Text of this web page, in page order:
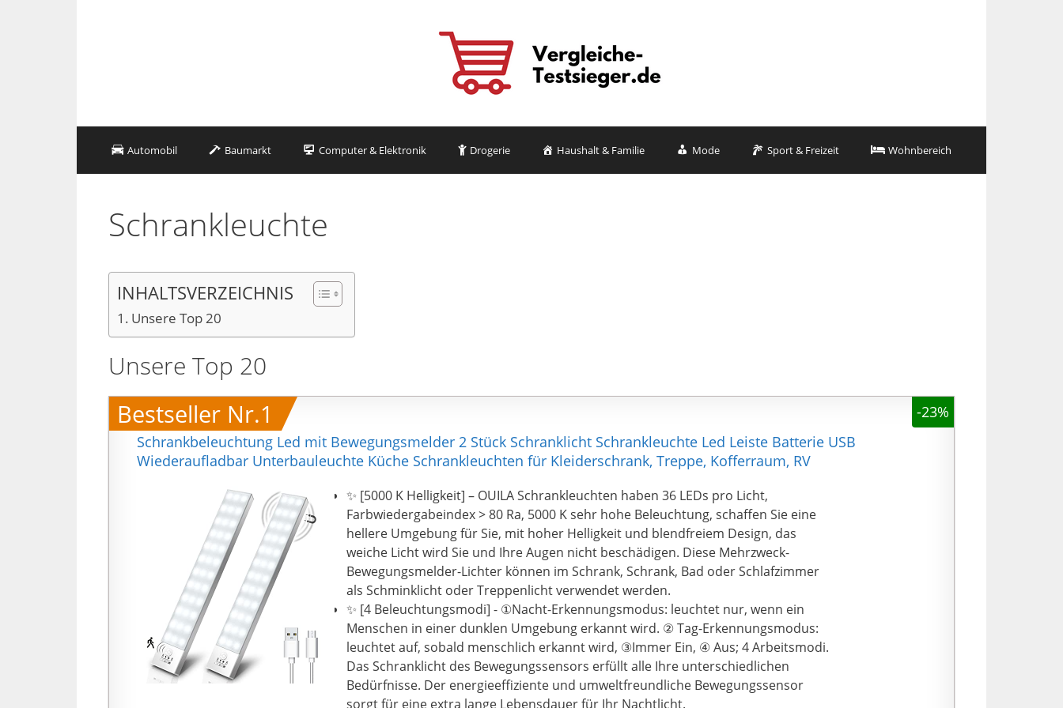
Automobil Baumarkt Computer & Elektronik Drogerie Haushalt & Familie Mode Sport & Freizeit Wohnbereich
Schrankleuchte
INHALTSVERZEICHNIS
Unsere Top 20
Unsere Top 20
Bestseller Nr.1
-23%
Schrankbeleuchtung Led mit Bewegungsmelder 2 Stück Schranklicht Schrankleuchte Led Leiste Batterie USB
Wiederaufladbar Unterbauleuchte Küche Schrankleuchten für Kleiderschrank, Treppe, Kofferraum, RV
✨ [5000 K Helligkeit] – OUILA Schrankleuchten haben 36 LEDs pro Licht,
Farbwiedergabeindex > 80 Ra, 5000 K sehr hohe Beleuchtung, schaffen Sie eine
hellere Umgebung für Sie, mit hoher Helligkeit und blendfreiem Design, das
weiche Licht wird Sie und Ihre Augen nicht beschädigen. Diese Mehrzweck-
Bewegungsmelder-Lichter können im Schrank, Schrank, Bad oder Schlafzimmer
als Schminklicht oder Treppenlicht verwendet werden.
✨ [4 Beleuchtungsmodi] - ①Nacht-Erkennungsmodus: leuchtet nur, wenn ein
Menschen in einer dunklen Umgebung erkannt wird. ② Tag-Erkennungsmodus:
leuchtet auf, sobald menschlich erkannt wird, ③Immer Ein, ④ Aus; 4 Arbeitsmodi.
Das Schranklicht des Bewegungssensors erfüllt alle Ihre unterschiedlichen
Bedürfnisse. Der energieeffiziente und umweltfreundliche Bewegungssensor
sorgt für eine extra lange Lebensdauer für Ihr Nachtlicht.